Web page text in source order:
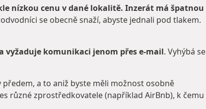
nízkou cenu v dané lokalitě. Inzerát má špatnou
se obecně snaží, abyste jednali pod tlakem.
vyžaduje komunikaci jenom přes e-mail. Vyhýbá se
předem, a to aniž byste měli možnost osobně
různé zprostředkovatele (například AirBnb), k čemu